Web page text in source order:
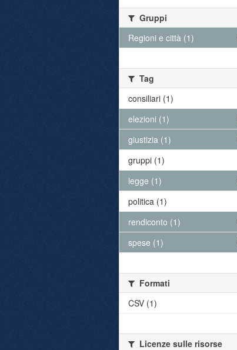
Gruppi
Regioni e città (1)
Tag
consiliari (1)
elezioni (1)
giustizia (1)
gruppi (1)
legge (1)
politica (1)
rendiconto (1)
spese (1)
Formati
CSV (1)
Licenze sulle risorse